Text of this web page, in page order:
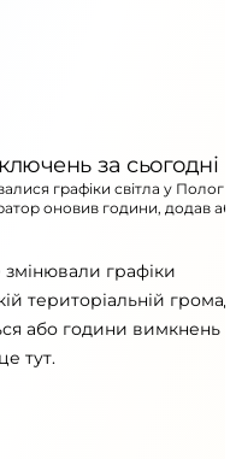
за сьогодні
графіки світла у
оновив години, додав
графіки
територіальній
або години вимкнень
тут.